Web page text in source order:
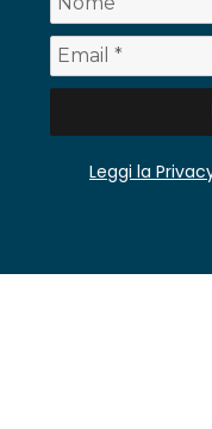
Leggi la